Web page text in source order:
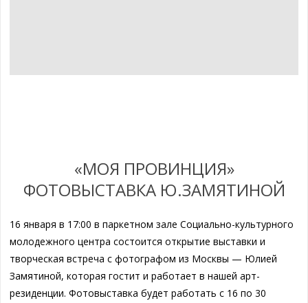
«МОЯ ПРОВИНЦИЯ»
ФОТОВЫСТАВКА Ю.ЗАМЯТИНОЙ
16 января в 17:00 в паркетном зале Социально-культурного
молодежного центра состоится открытие выставки и
творческая встреча с фотографом из Москвы — Юлией
Замятиной, которая гостит и работает в нашей арт-
резиденции. Фотовыставка будет работать с 16 по 30